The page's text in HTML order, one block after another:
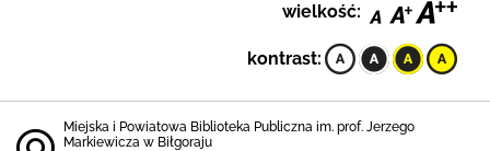
wielkość:
kontrast:
Miejska i Powiatowa Biblioteka Publiczna im. prof. Jerzego
Markiewicza w Biłgoraju